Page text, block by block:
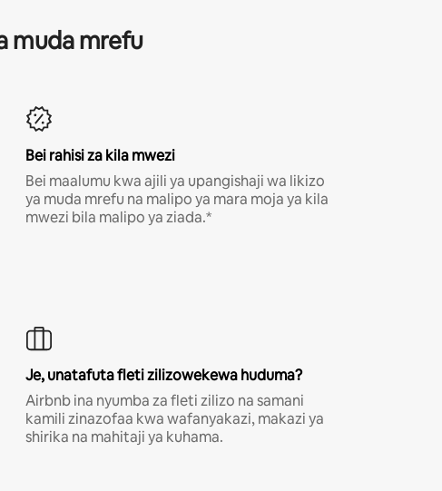
muda mrefu
Bei rahisi za kila mwezi
Bei maalumu kwa ajili ya upangishaji wa likizo
ya muda mrefu na malipo ya mara moja ya kila
mwezi bila malipo ya ziada.*
Je, unatafuta fleti zilizowekewa huduma?
Airbnb ina nyumba za fleti zilizo na samani
kamili zinazofaa kwa wafanyakazi, makazi ya
shirika na mahitaji ya kuhama.